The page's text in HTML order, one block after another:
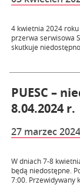
4 kwietnia 2024
przerwa serwisowa
skutkuje
PUESC –
8.04.2024 r.
27 marzec 2024
W dniach 7-8
będą niedostępne.
7:00. Przewidywany